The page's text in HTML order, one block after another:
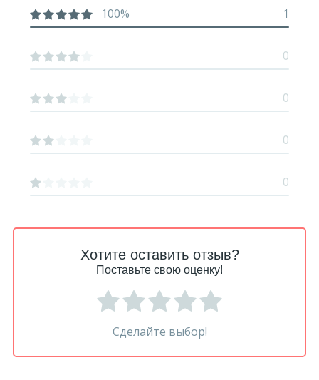
Хотите оставить отзыв?
Поставьте свою оценку!
Сделайте выбор!
100% 1
0
0
0
0